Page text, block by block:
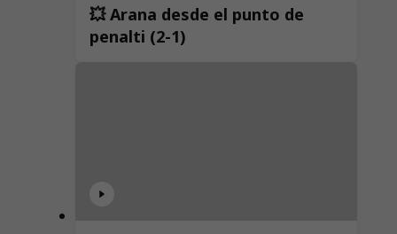
💥 Arana desde el punto de
penalti (2-1)